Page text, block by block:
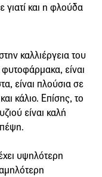
γιατί και η φλούδα
καλλιέργεια του
είναι
είναι πλούσια σε
κάλιο. Επίσης, το
είναι καλή
υψηλότερη